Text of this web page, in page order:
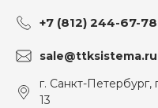
+7 (812) 244-67-78
sale@ttksistema.ru
г. Санкт-Петербург,
13